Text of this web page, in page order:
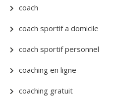
coach
coach sportif a domicile
coach sportif personnel
coaching en ligne
coaching gratuit